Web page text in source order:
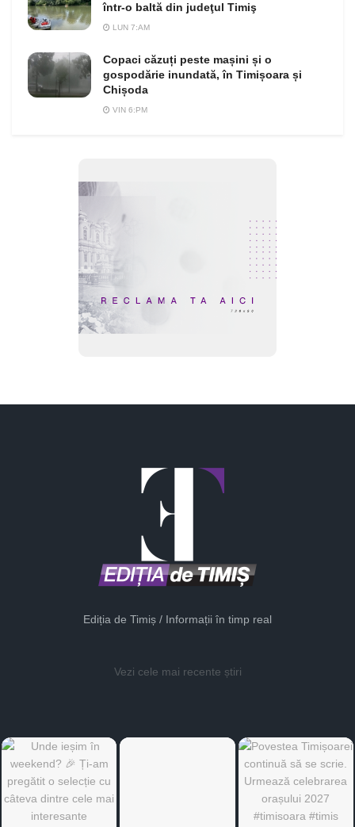
într-o baltă din judeţul Timiş
LUN 7:AM
Copaci căzuți peste mașini și o
gospodărie inundată, în Timișoara și
Chișoda
VIN 6:PM
Ediția de Timiș / Informații în timp real
Vezi cele mai recente știri